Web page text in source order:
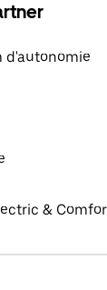
d'autonomie
&